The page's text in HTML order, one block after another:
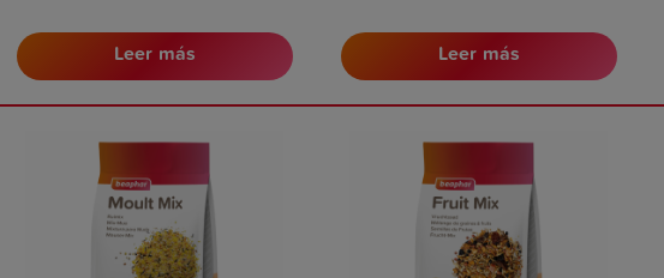
y otros. Colorea desde la cola
hasta las plumas de las alas. No
es tóxico. Utilizar durante la
muda para intensificar la
plumas. Puede mezclarse con
otros alimentos Beaphar como
Canarios, el Alimento Universal
o diluirse en agua.
Leer más
y otros. Colorea desde la cola
hasta las plumas de las alas. No
es tóxico. Utilizar durante la
plumas. Puede mezclarse con
otros alimentos Beaphar como
Canarios, el Alimento Universal
o diluirse en agua.
Leer más